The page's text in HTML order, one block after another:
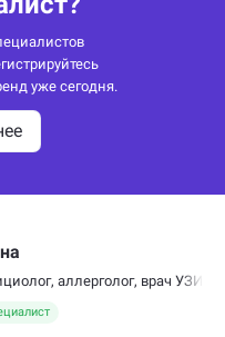
уже сегодня.
аллерголог, врач УЗИ,